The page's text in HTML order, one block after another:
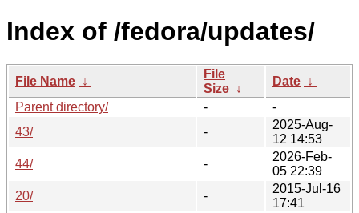
Index of /fedora/updates/
File Name ↓
File
Size ↓
Date ↓
Parent directory/
-
-
43/
-
2025-Aug-
12 14:53
44/
-
2026-Feb-
05 22:39
20/
-
2015-Jul-16
17:41